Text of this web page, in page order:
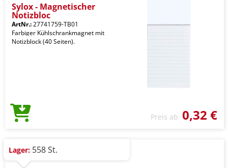
Sylox - Magnetischer
Notizbloc
ArtNr.:27741759-TB01
Farbiger Kühlschrankmagnet mit
Notizblock (40 Seiten).
Preis ab 0,32 €
Lager: 558 St.